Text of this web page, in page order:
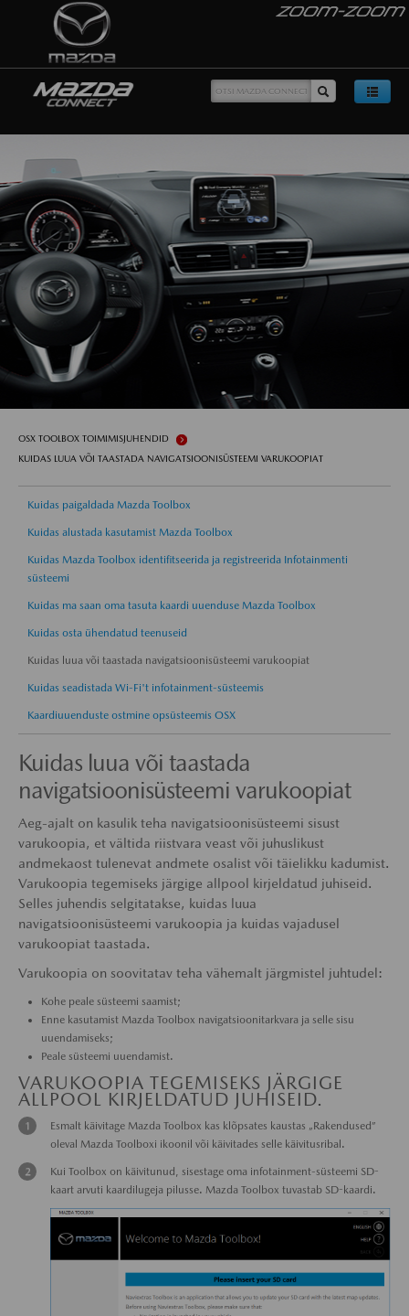
OSX TOOLBOX TOIMIMISJUHENDID
KUIDAS LUUA VÕI TAASTADA NAVIGATSIOONISÜSTEEMI VARUKOOPIAT
Kuidas paigaldada Mazda Toolbox
Kuidas alustada kasutamist Mazda Toolbox
Kuidas Mazda Toolbox identifitseerida ja registreerida Infotainmenti
süsteemi
Kuidas ma saan oma tasuta kaardi uuenduse Mazda Toolbox
Kuidas osta ühendatud teenuseid
Kuidas luua või taastada navigatsioonisüsteemi varukoopiat
Kuidas seadistada Wi-Fi't infotainment-süsteemis
Kaardiuuenduste ostmine opsüsteemis OSX
Kuidas luua või taastada
navigatsioonisüsteemi varukoopiat
Aeg-ajalt on kasulik teha navigatsioonisüsteemi sisust
varukoopia, et vältida riistvara veast või juhuslikust
andmekaost tulenevat andmete osalist või täielikku kadumist.
Varukoopia tegemiseks järgige allpool kirjeldatud juhiseid.
Selles juhendis selgitatakse, kuidas luua
navigatsioonisüsteemi varukoopia ja kuidas vajadusel
varukoopiat taastada.
Varukoopia on soovitatav teha vähemalt järgmistel juhtudel:
Kohe peale süsteemi saamist;
Enne kasutamist Mazda Toolbox navigatsioonitarkvara ja selle sisu
uuendamiseks;
Peale süsteemi uuendamist.
VARUKOOPIA TEGEMISEKS JÄRGIGE
ALLPOOL KIRJELDATUD JUHISEID.
Esmalt käivitage Mazda Toolbox kas klõpsates kaustas „Rakendused”
oleval Mazda Toolboxi ikoonil või käivitades selle käivitusribal.
Kui Toolbox on käivitunud, sisestage oma infotainment-süsteemi SD-
kaart arvuti kaardilugeja pilusse. Mazda Toolbox tuvastab SD-kaardi.